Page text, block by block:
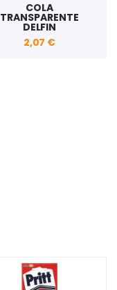
COLA
TRANSPARENTE
DELFIN
2,07 €